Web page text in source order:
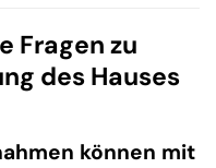
Fragen zu
des Hauses
können mit